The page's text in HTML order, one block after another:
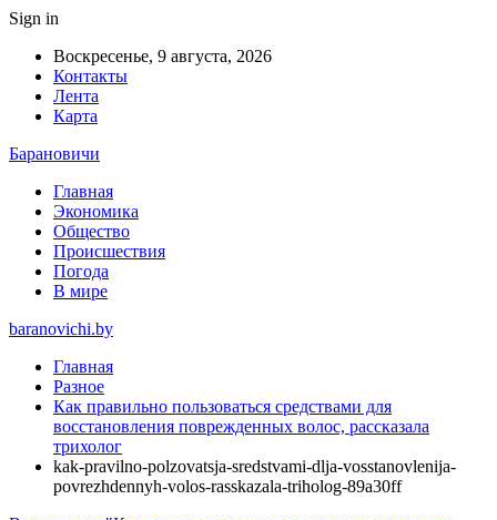
Sign in
Воскресенье, 9 августа, 2026
Контакты
Лента
Карта
Барановичи
Главная
Экономика
Общество
Происшествия
Погода
В мире
baranovichi.by
Главная
Разное
Как правильно пользоваться средствами для
восстановления поврежденных волос, рассказала
трихолог
kak-pravilno-polzovatsja-sredstvami-dlja-vosstanovlenija-
povrezhdennyh-volos-rasskazala-triholog-89a30ff